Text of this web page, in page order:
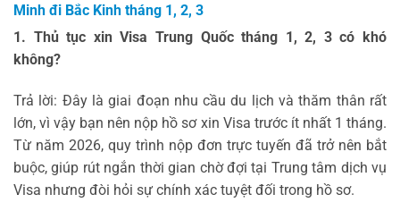
Minh đi Bắc Kinh tháng 1, 2, 3
1. Thủ tục xin Visa Trung Quốc tháng 1, 2, 3 có khó
không?
Trả lời: Đây là giai đoạn nhu cầu du lịch và thăm thân rất
lớn, vì vậy bạn nên nộp hồ sơ xin Visa trước ít nhất 1 tháng.
Từ năm 2026, quy trình nộp đơn trực tuyến đã trở nên bắt
buộc, giúp rút ngắn thời gian chờ đợi tại Trung tâm dịch vụ
Visa nhưng đòi hỏi sự chính xác tuyệt đối trong hồ sơ.